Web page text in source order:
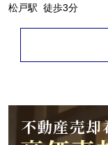
松戸駅 徒歩3分